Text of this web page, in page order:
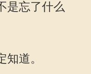
是忘了什么
道。